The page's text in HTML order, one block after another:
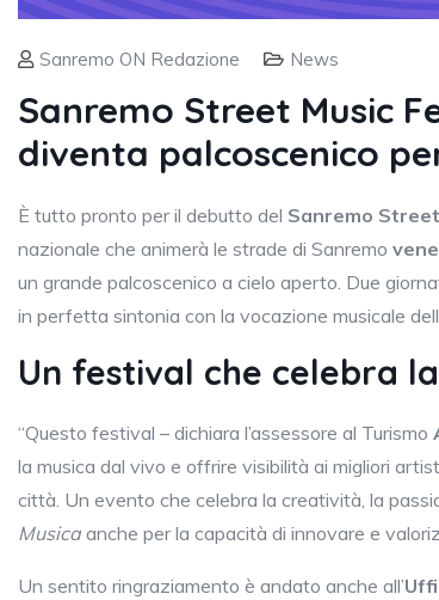
Sanremo ON Redazione News
Sanremo Street Music
diventa palcoscenico
È tutto pronto per il debutto del Sanremo
nazionale che animerà le strade di Sanremo
un grande palcoscenico a cielo aperto. Due
in perfetta sintonia con la vocazione musicale
Un festival che celebra
“Questo festival – dichiara l’assessore al Turismo
la musica dal vivo e offrire visibilità ai migliori
città. Un evento che celebra la creatività, la
Musicaanche per la capacità di innovare e
Un sentito ringraziamento è andato anche all’